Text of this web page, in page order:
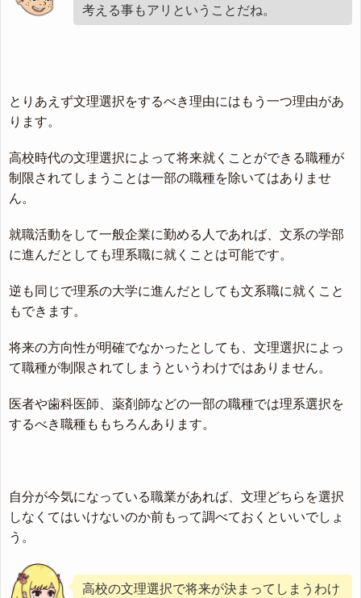
考える事もアリということだね。
とりあえず文理選択をするべき理由にはもう一つ理由があ
ります。
高校時代の文理選択によって将来就くことができる職種が
制限されてしまうことは一部の職種を除いてはありませ
ん。
就職活動をして一般企業に勤める人であれば、文系の学部
に進んだとしても理系職に就くことは可能です。
逆も同じで理系の大学に進んだとしても文系職に就くこと
もできます。
将来の方向性が明確でなかったとしても、文理選択によっ
て職種が制限されてしまうというわけではありません。
医者や歯科医師、薬剤師などの一部の職種では理系選択を
するべき職種ももちろんあります。
自分が今気になっている職業があれば、文理どちらを選択
しなくてはいけないのか前もって調べておくといいでしょ
う。
高校の文理選択で将来が決まってしまうわけ